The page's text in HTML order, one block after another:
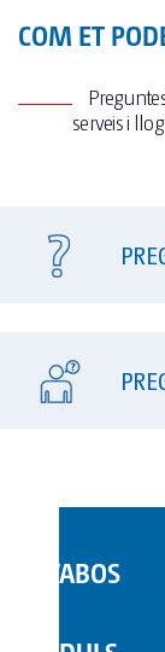
COM ET
serveis i
LAVABOS